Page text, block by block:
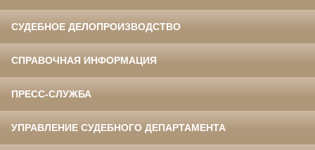
СУДЕБНОЕ ДЕЛОПРОИЗВОДСТВО
СПРАВОЧНАЯ ИНФОРМАЦИЯ
ПРЕСС-СЛУЖБА
УПРАВЛЕНИЕ СУДЕБНОГО ДЕПАРТАМЕНТА